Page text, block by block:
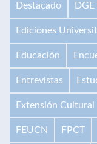
Destacado DGE
Ediciones
Educación
Entrevistas
Extensión Cultural
FEUCN FPCT